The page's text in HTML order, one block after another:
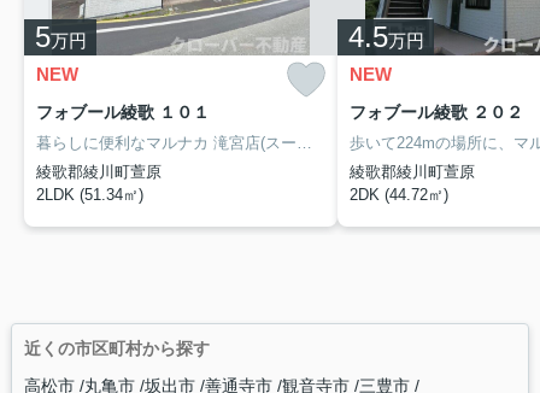
5万円
NEW
フォブール綾歌 １０１
綾歌郡綾川町萱原
2LDK (51.34㎡)
4.5万円
NEW
フォブール綾歌 ２０２
綾歌郡綾川町萱原
2DK (44.72㎡)
近くの市区町村から探す
高松市 丸亀市 坂出市 善通寺市 観音寺市 三豊市